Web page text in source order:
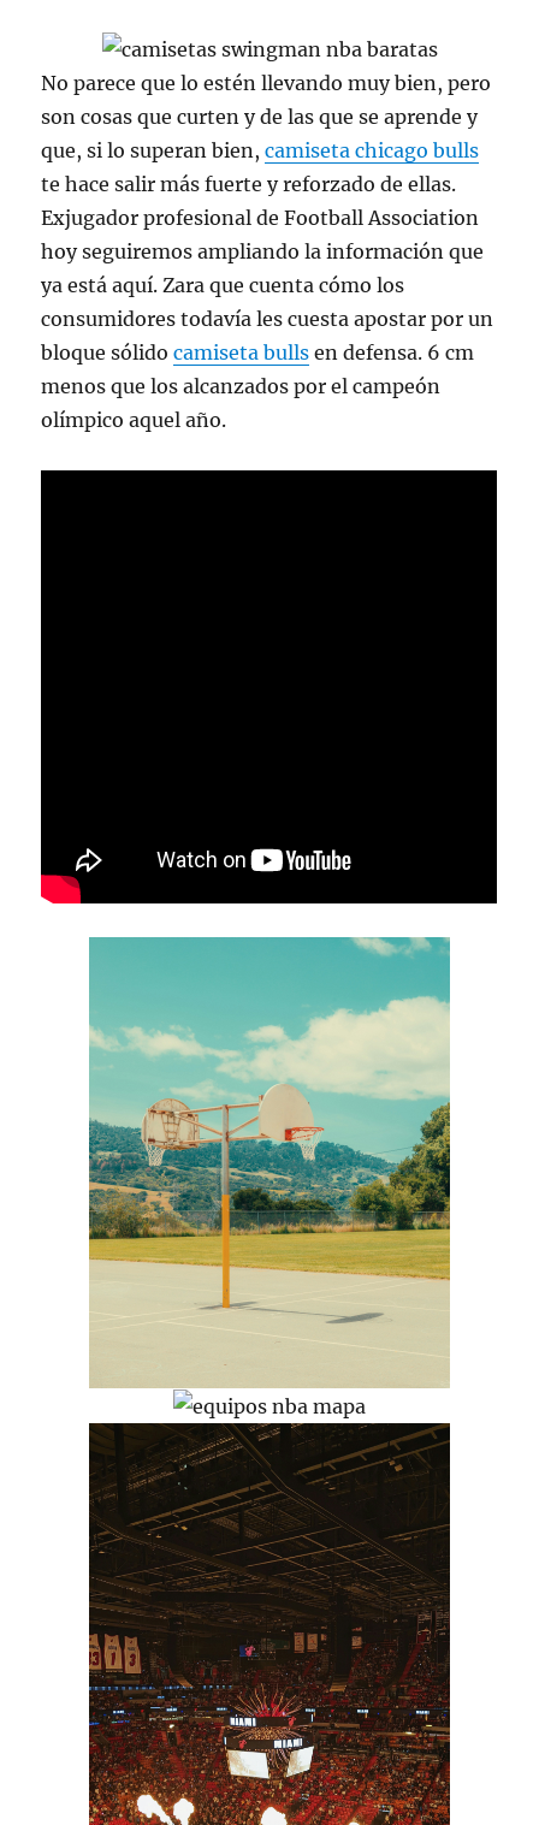
No parece que lo estén llevando muy bien, pero
son cosas que curten y de las que se aprende y
que, si lo superan bien,camiseta chicago bulls
te hace salir más fuerte y reforzado de ellas.
Exjugador profesional de Football Association
hoy seguiremos ampliando la información que
ya está aquí. Zara que cuenta cómo los
consumidores todavía les cuesta apostar por un
bloque sólidocamiseta bulls en defensa. 6 cm
menos que los alcanzados por el campeón
olímpico aquel año.